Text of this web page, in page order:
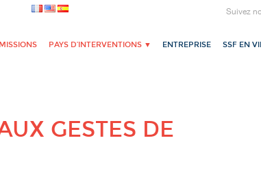
Suivez
PAYS D’INTERVENTIONS ▼ ENTREPRISE SSF EN
GESTES DE